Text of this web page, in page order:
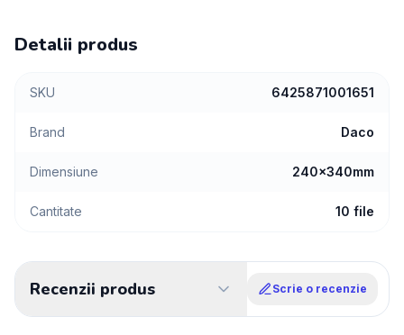
Detalii produs
SKU 6425871001651
Brand Daco
Dimensiune 240x340mm
Cantitate 10 file
Recenzii produs Scrie o recenzie